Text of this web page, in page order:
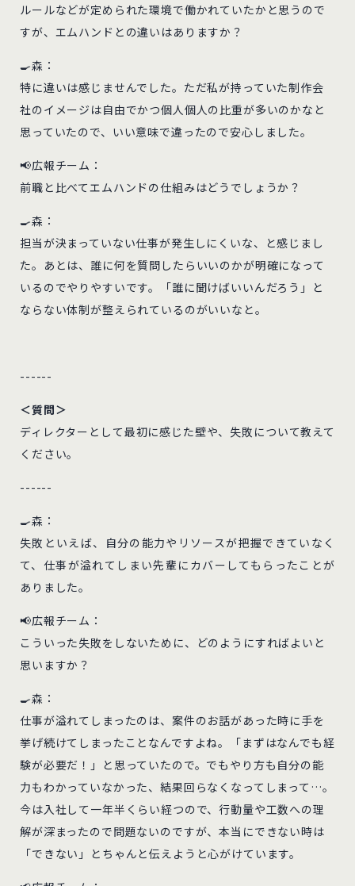
ルールなどが定められた環境で働かれていたかと思うので
すが、エムハンドとの違いはありますか？
🍳森：
特に違いは感じませんでした。ただ私が持っていた制作会
社のイメージは自由でかつ個人個人の比重が多いのかなと
思っていたので、いい意味で違ったので安心しました。
📢広報チーム：
前職と比べてエムハンドの仕組みはどうでしょうか？
🍳森：
担当が決まっていない仕事が発生しにくいな、と感じまし
た。あとは、誰に何を質問したらいいのかが明確になって
いるのでやりやすいです。「誰に聞けばいいんだろう」と
ならない体制が整えられているのがいいなと。
------
＜質問＞
ディレクターとして最初に感じた壁や、失敗について教えて
ください。
------
🍳森：
失敗といえば、自分の能力やリソースが把握できていなく
て、仕事が溢れてしまい先輩にカバーしてもらったことが
ありました。
📢広報チーム：
こういった失敗をしないために、どのようにすればよいと
思いますか？
🍳森：
仕事が溢れてしまったのは、案件のお話があった時に手を
挙げ続けてしまったことなんですよね。「まずはなんでも経
験が必要だ！」と思っていたので。でもやり方も自分の能
力もわかっていなかった、結果回らなくなってしまって…。
今は入社して一年半くらい経つので、行動量や工数への理
解が深まったので問題ないのですが、本当にできない時は
「できない」とちゃんと伝えようと心がけています。